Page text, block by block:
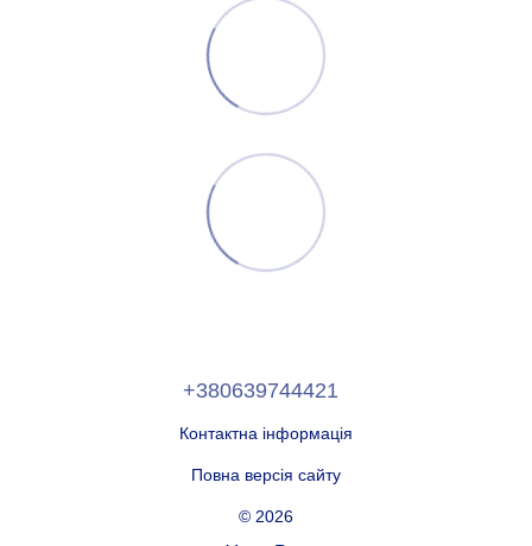
+380639744421
Контактна інформація
Повна версія сайту
© 2026